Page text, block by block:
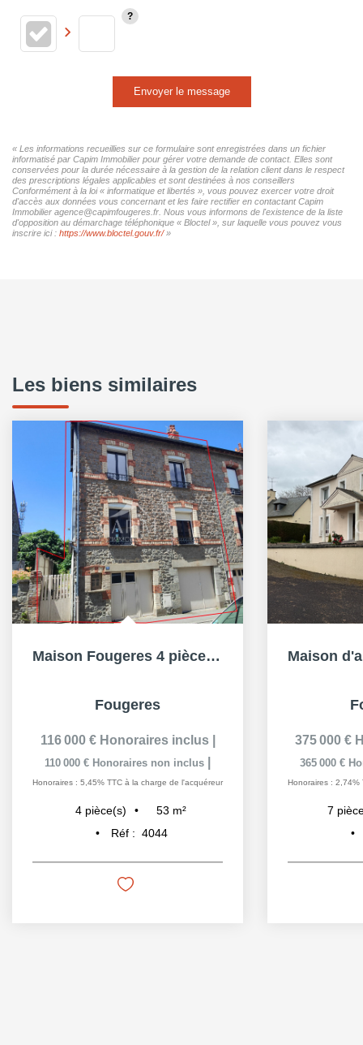
Envoyer le message
« Les informations recueillies sur ce formulaire sont enregistrées dans un fichier
informatisé par Capim Immobilier pour gérer votre demande de contact. Elles sont
conservées pour la durée nécessaire à la gestion de la relation client dans le respect
des prescriptions légales applicables et sont destinées à nos conseillers
Conformément à la loi « informatique et libertés », vous pouvez exercer votre droit
d'accès aux données vous concernant et les faire rectifier en contactant Capim
Immobilier agence@capimfougeres.fr. Nous vous informons de l'existence de la liste
d'opposition au démarchage téléphonique « Bloctel », sur laquelle vous pouvez vous
inscrire ici : https://www.bloctel.gouv.fr/»
Les biens similaires
Maison Fougeres 4 pièce(s), 53m², 2ch, grenier, garage,...
Fougeres
116 000 € Honoraires inclus
110 000 € Honoraires non inclus
Honoraires : 5,45% TTC à la charge de l'acquéreur
4 pièce(s) 53 m²
Réf : 4044
375 000 €
365 000 €
Honoraires : 2,74%
7